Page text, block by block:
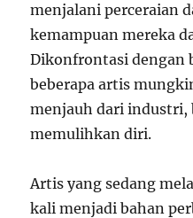
menjalani perceraian
kemampuan mereka
Dikonfrontasi dengan
beberapa artis
menjauh dari
memulihkan diri.
Artis yang sedang
kali menjadi bahan